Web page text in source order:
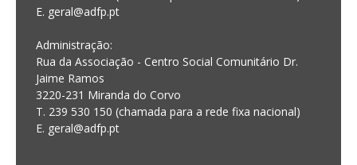
E. geral@adfp.pt
Administração:
Rua da Associação - Centro Social Comunitário Dr.
Jaime Ramos
3220-231 Miranda do Corvo
T. 239 530 150 (chamada para a rede fixa nacional)
E. geral@adfp.pt